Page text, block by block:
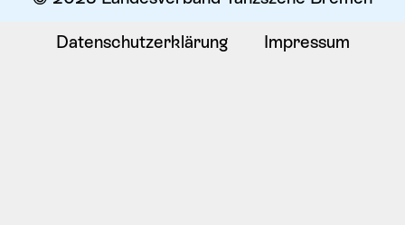
Datenschutzerklärung Impressum